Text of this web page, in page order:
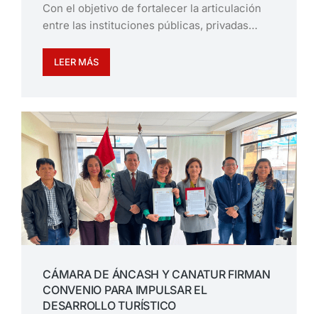
Con el objetivo de fortalecer la articulación
entre las instituciones públicas, privadas…
LEER MÁS
CÁMARA DE ÁNCASH Y CANATUR FIRMAN
CONVENIO PARA IMPULSAR EL
DESARROLLO TURÍSTICO